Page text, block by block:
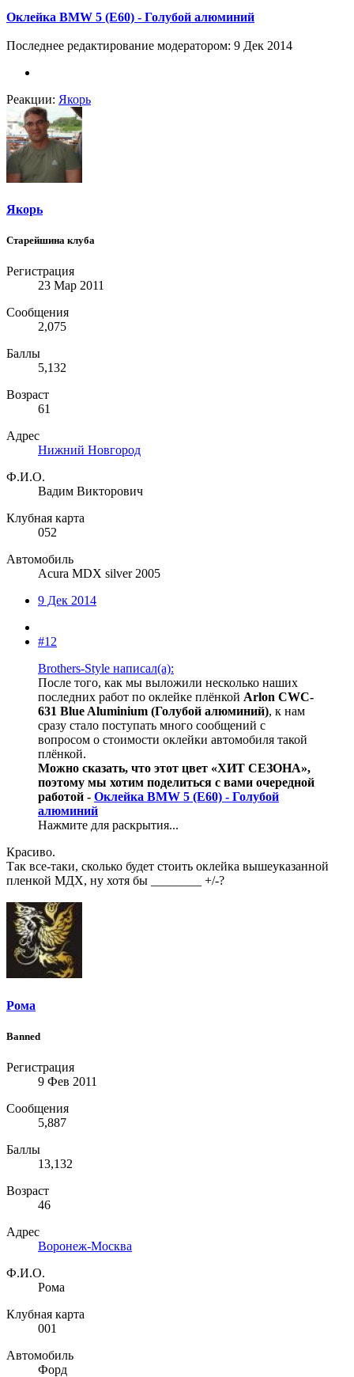
Оклейка BMW 5 (E60) - Голубой алюминий
Последнее редактирование модератором: 9 Дек 2014
Реакции: Якорь
Якорь
Старейшина клуба
Регистрация
23 Мар 2011
Сообщения
2,075
Баллы
5,132
Возраст
61
Адрес
Нижний Новгород
Ф.И.О.
Вадим Викторович
Клубная карта
052
Автомобиль
Acura MDX silver 2005
9 Дек 2014
#12
Brothers-Style написал(а):
После того, как мы выложили несколько наших
последних работ по оклейке плёнкой Arlon CWC-
631 Blue Aluminium (Голубой алюминий), к нам
сразу стало поступать много сообщений с
вопросом о стоимости оклейки автомобиля такой
плёнкой.
Можно сказать, что этот цвет «ХИТ СЕЗОНА»,
поэтому мы хотим поделиться с вами очередной
работой - Оклейка BMW 5 (E60) - Голубой
алюминий
Нажмите для раскрытия...
Красиво.
Так все-таки, сколько будет стоить оклейка вышеуказанной
пленкой МДХ, ну хотя бы ________ +/-?
Рома
Banned
Регистрация
9 Фев 2011
Сообщения
5,887
Баллы
13,132
Возраст
46
Адрес
Воронеж-Москва
Ф.И.О.
Рома
Клубная карта
001
Автомобиль
Форд